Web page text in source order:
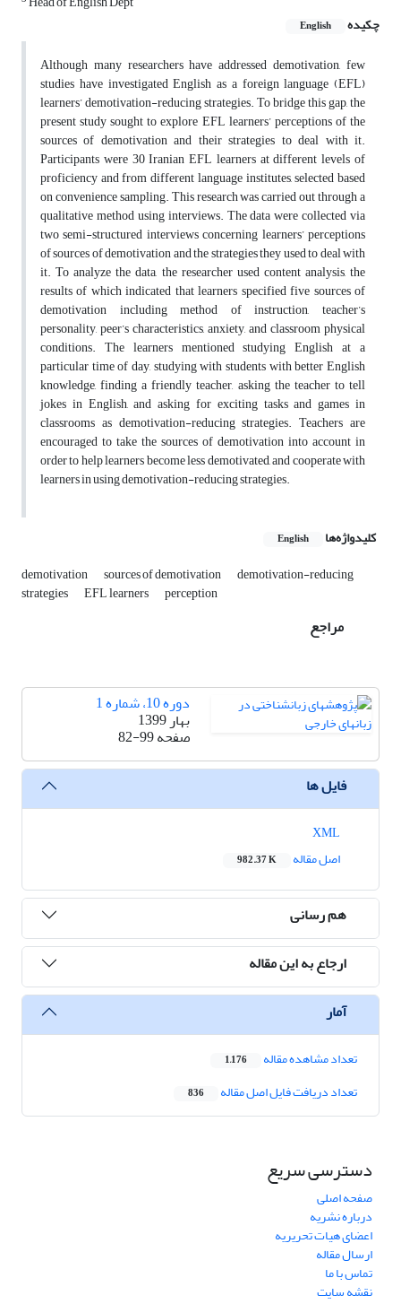
چکیده
English
Although many researchers have addressed demotivation, few
studies have investigated English as a foreign language (EFL)
learners’ demotivation-reducing strategies. To bridge this gap, the
present study sought to explore EFL learners’ perceptions of the
sources of demotivation and their strategies to deal with it.
Participants were 30 Iranian EFL learners at different levels of
proficiency and from different language institutes, selected based
on convenience sampling. This research was carried out through a
qualitative method using interviews. The data were collected via
two semi-structured interviews concerning learners’ perceptions
of sources of demotivation and the strategies they used to deal with
it. To analyze the data, the researcher used content analysis, the
results of which indicated that learners specified five sources of
demotivation including method of instruction, teacher’s
personality, peer’s characteristics, anxiety, and classroom physical
conditions. The learners mentioned studying English at a
particular time of day, studying with students with better English
knowledge, finding a friendly teacher, asking the teacher to tell
jokes in English, and asking for exciting tasks and games in
classrooms as demotivation-reducing strategies. Teachers are
encouraged to take the sources of demotivation into account in
order to help learners become less demotivated, and cooperate with
learners in using demotivation-reducing strategies.
کلیدواژه‌ها English
demotivation sources of demotivation demotivation-reducing
strategies EFL learners perception
مراجع
دوره 10، شماره 1
بهار 1399
صفحه82-99
فایل ها
اصل مقاله
982.37 K
هم رسانی
ارجاع به این مقاله
آمار
تعداد مشاهده مقاله 1,176
تعداد دریافت فایل اصل مقاله 836
دسترسی سریع
صفحه اصلی
درباره نشریه
اعضای هیات تحریریه
ارسال مقاله
تماس با ما
نقشه سایت